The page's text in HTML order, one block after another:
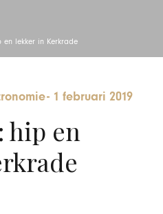
lekker in Kerkrade
- 1 februari 2019
hip en